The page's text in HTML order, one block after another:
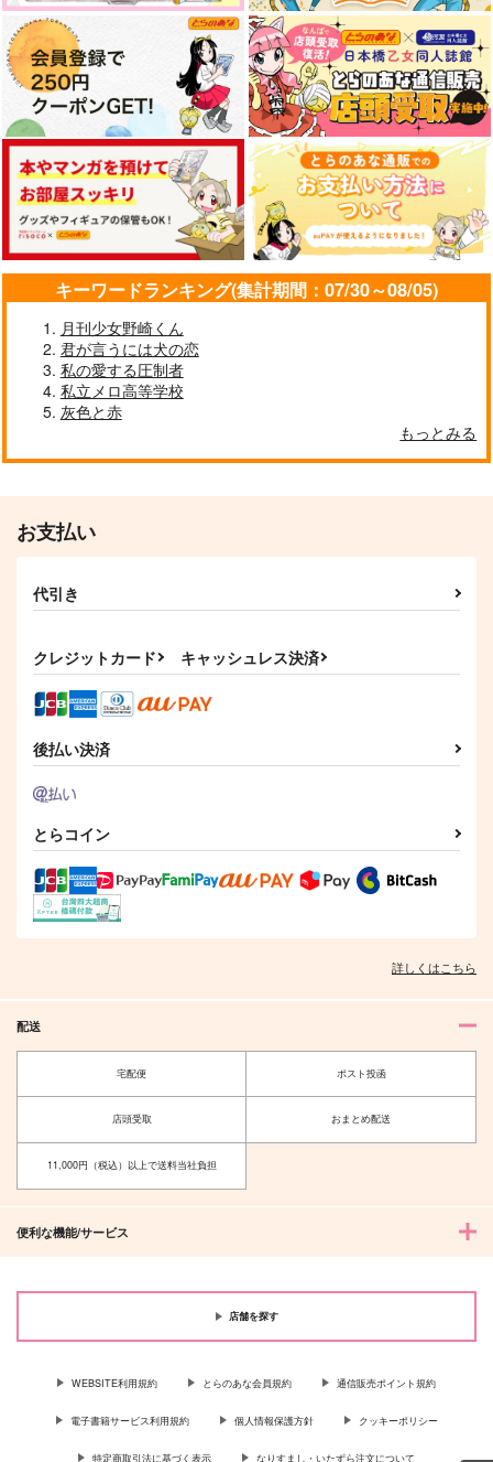
Timing×n
SNBK
787円（税込）
スタンリー×Dr.XENO
サンプル
作品詳細
我らの計画X
April
944円（税込）
スタンリー×Dr.XENO
サンプル
作品詳細
MisunderstandingLO
VE
ごりらの桃畑
944円（税込）
スタンリー×Dr.XENO
サンプル
作品詳細
April
スタンリー×Dr.XENO
作品詳細 作品詳細
キーワードランキング(集計期間：07/30～08/05)
月刊少女野崎くん
君が言うには犬の恋
私の愛する圧制者
私立メロ高等学校
灰色と赤
もっとみる
お支払い
代引き
クレジットカード キャッシュレス決済
後払い決済
とらコイン
詳しくはこちら
配送
宅配便 ポスト投函
店頭受取 おまとめ配送
11,000円（税込）以上で送料当社負担
便利な機能/サービス
店舗を探す
WEBSITE利用規約 とらのあな会員規約 通信販売ポイント規約
電子書籍サービス利用規約 個人情報保護方針 クッキーポリシー
特定商取引法に基づく表示 なりすまし・いたずら注文について